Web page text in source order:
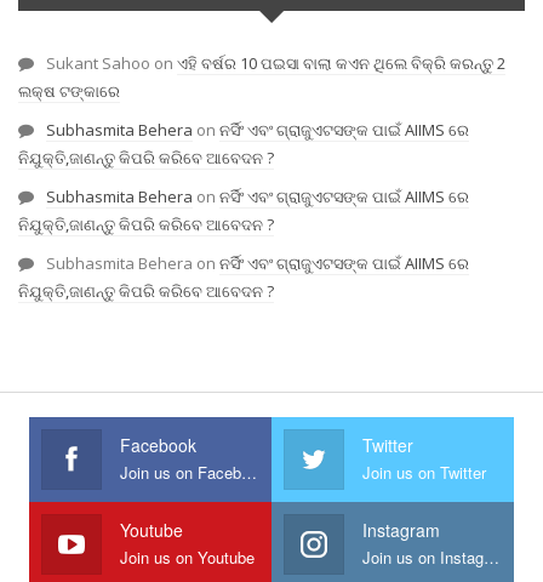
Sukant Sahoo on ଏହି ବର୍ଷର 10 ପଇସା ବାଲା କଏନ ଥିଲେ ବିକ୍ରି କରନ୍ତୁ 2
ଲକ୍ଷ ଟଙ୍କାରେ
Subhasmita Behera on ନର୍ସିଂ ଏବଂ ଗ୍ରାଜୁଏଟସଙ୍କ ପାଇଁ AIIMS ରେ
ନିଯୁକ୍ତି,ଜାଣନ୍ତୁ କିପରି କରିବେ ଆବେଦନ ?
Subhasmita Behera on ନର୍ସିଂ ଏବଂ ଗ୍ରାଜୁଏଟସଙ୍କ ପାଇଁ AIIMS ରେ
ନିଯୁକ୍ତି,ଜାଣନ୍ତୁ କିପରି କରିବେ ଆବେଦନ ?
Subhasmita Behera on ନର୍ସିଂ ଏବଂ ଗ୍ରାଜୁଏଟସଙ୍କ ପାଇଁ AIIMS ରେ
ନିଯୁକ୍ତି,ଜାଣନ୍ତୁ କିପରି କରିବେ ଆବେଦନ ?
Facebook
Join us on Facebook
Twitter
Join us on Twitter
Youtube
Join us on Youtube
Instagram
Join us on Instagram